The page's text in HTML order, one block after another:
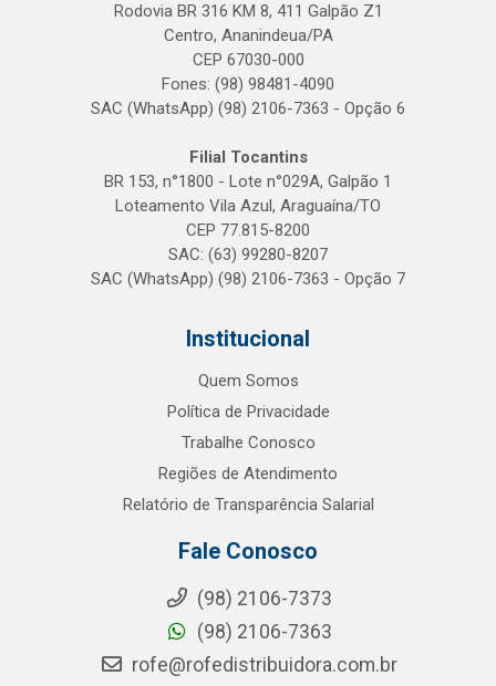
Rodovia BR 316 KM 8, 411 Galpão Z1
Centro, Ananindeua/PA
CEP 67030-000
Fones: (98) 98481-4090
SAC (WhatsApp) (98) 2106-7363 - Opção 6
Filial Tocantins
BR 153, n°1800 - Lote n°029A, Galpão 1
Loteamento Vila Azul, Araguaína/TO
CEP 77.815-8200
SAC: (63) 99280-8207
SAC (WhatsApp) (98) 2106-7363 - Opção 7
Institucional
Quem Somos
Política de Privacidade
Trabalhe Conosco
Regiões de Atendimento
Relatório de Transparência Salarial
Fale Conosco
(98) 2106-7373
(98) 2106-7363
rofe@rofedistribuidora.com.br